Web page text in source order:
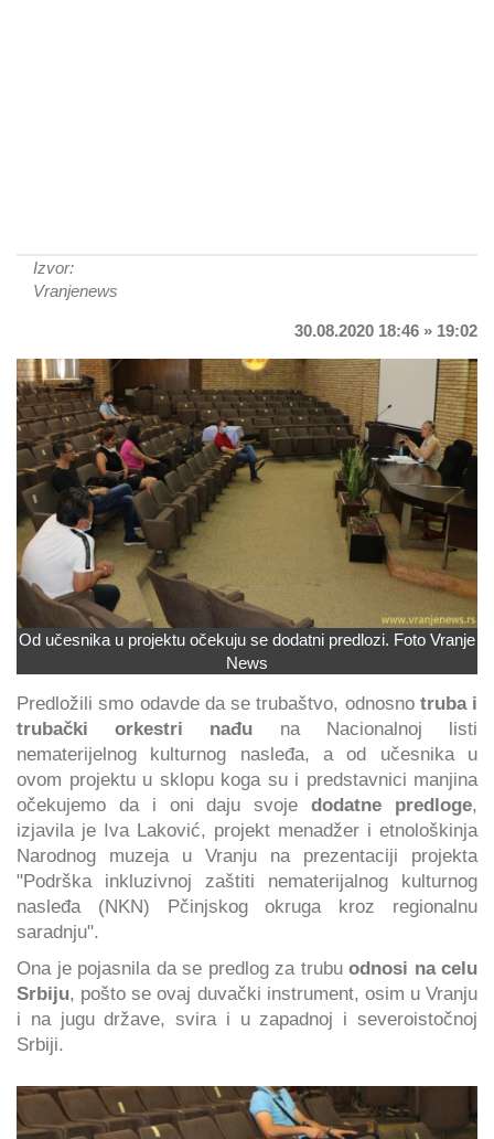
Izvor:
Vranjenews
30.08.2020 18:46 » 19:02
Od učesnika u projektu očekuju se dodatni predlozi. Foto Vranje
News
Predložili smo odavde da se trubaštvo, odnosno truba i
trubački orkestri nađu na Nacionalnoj listi
nematerijelnog kulturnog nasleđa, a od učesnika u
ovom projektu u sklopu koga su i predstavnici manjina
očekujemo da i oni daju svojedodatne predloge,
izjavila je Iva Laković, projekt menadžer i etnološkinja
Narodnog muzeja u Vranju na prezentaciji projekta
"Podrška inkluzivnoj zaštiti nematerijalnog kulturnog
nasleđa (NKN) Pčinjskog okruga kroz regionalnu
saradnju".
Ona je pojasnila da se predlog za trubu odnosi na celu
Srbiju, pošto se ovaj duvački instrument, osim u Vranju
i na jugu države, svira i u zapadnoj i severoistočnoj
Srbiji.